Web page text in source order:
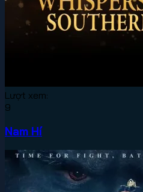
Lượt xem:
9
Nam Hí